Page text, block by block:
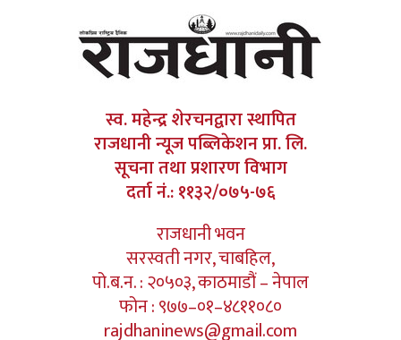
स्व. महेन्द्र शेरचनद्वारा स्थापित
राजधानी न्यूज पब्लिकेशन प्रा. लि.
सूचना तथा प्रशारण विभाग
दर्ता नं.: ११३२/०७५-७६
राजधानी भवन
सरस्वती नगर, चाबहिल,
पो.ब.न. : २०५०३, काठमाडौं – नेपाल
फोन : ९७७–०१–४८११०८०
rajdhaninews@gmail.com